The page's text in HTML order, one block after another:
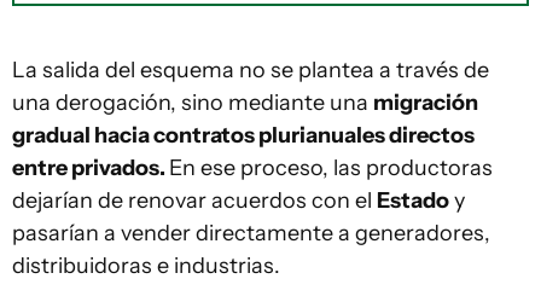
La salida del esquema no se plantea a través de
una derogación, sino mediante una migración
gradual hacia contratos plurianuales directos
entre privados. En ese proceso, las productoras
dejarían de renovar acuerdos con el Estadoy
pasarían a vender directamente a generadores,
distribuidoras e industrias.